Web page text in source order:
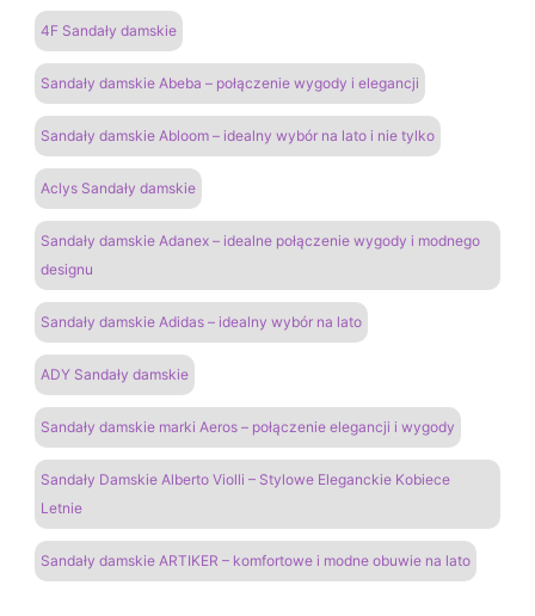
4F Sandały damskie
Sandały damskie Abeba – połączenie wygody i elegancji
Sandały damskie Abloom – idealny wybór na lato i nie tylko
Aclys Sandały damskie
Sandały damskie Adanex – idealne połączenie wygody i modnego
designu
Sandały damskie Adidas – idealny wybór na lato
ADY Sandały damskie
Sandały damskie marki Aeros – połączenie elegancji i wygody
Sandały Damskie Alberto Violli – Stylowe Eleganckie Kobiece
Letnie
Sandały damskie ARTIKER – komfortowe i modne obuwie na lato